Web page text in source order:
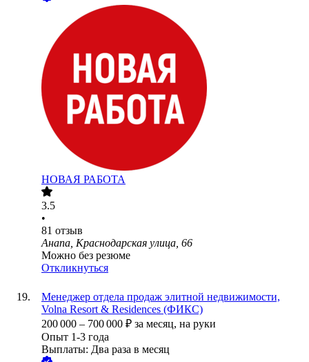
НОВАЯ РАБОТА
3.5
•
81 отзыв
Анапа, Краснодарская улица, 66
Можно без резюме
Откликнуться
Менеджер отдела продаж элитной недвижимости,
Volna Resort & Residences (ФИКС)
200 000 – 700 000 ₽ за месяц, на руки
Опыт 1-3 года
Выплаты: Два раза в месяц